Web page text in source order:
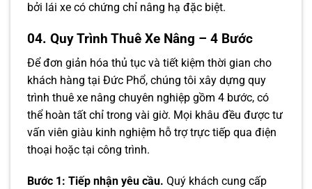
bởi lái xe có chứng chỉ nâng hạ đặc biệt.
04. Quy Trình Thuê Xe Nâng – 4 Bước
Để đơn giản hóa thủ tục và tiết kiệm thời gian cho
khách hàng tại Đức Phổ, chúng tôi xây dựng quy
trình thuê xe nâng chuyên nghiệp gồm 4 bước, có
thể hoàn tất chỉ trong vài giờ. Mọi khâu đều được tư
vấn viên giàu kinh nghiệm hỗ trợ trực tiếp qua điện
thoại hoặc tại công trình.
Bước 1: Tiếp nhận yêu cầu. Quý khách cung cấp